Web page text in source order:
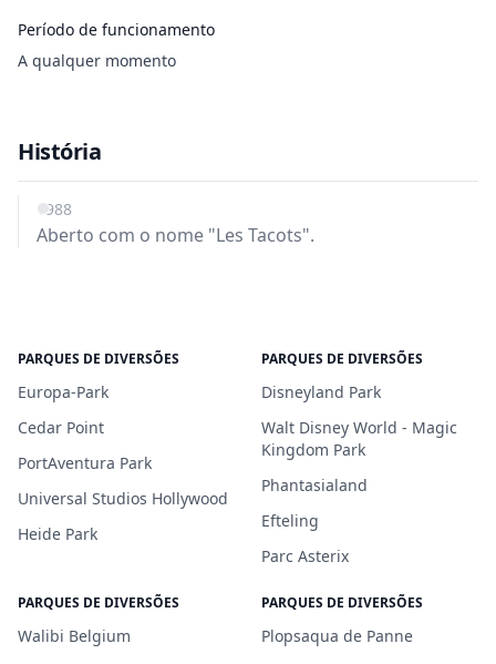
Período de funcionamento
A qualquer momento
História
1988
Aberto com o nome "Les Tacots".
PARQUES DE DIVERSÕES
Europa-Park
Cedar Point
PortAventura Park
Universal Studios Hollywood
Heide Park
PARQUES DE DIVERSÕES
Disneyland Park
Walt Disney World - Magic
Kingdom Park
Phantasialand
Efteling
Parc Asterix
PARQUES DE DIVERSÕES
Walibi Belgium
PARQUES DE DIVERSÕES
Plopsaqua de Panne